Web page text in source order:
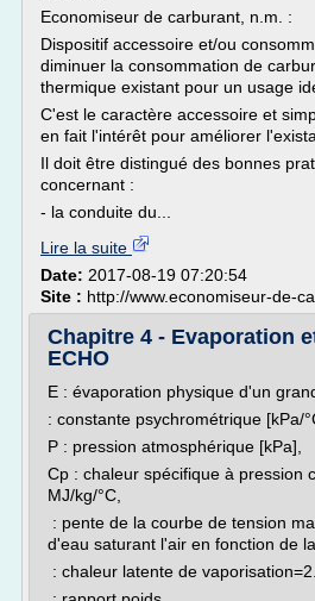
Economiseur de carburant, n.m. :
Dispositif accessoire et/ou
diminuer la consommation de
thermique existant pour un usage
C'est le caractère accessoire et
en fait l'intérêt pour améliorer
Il doit être distingué des bonnes
concernant :
- la conduite du...
Lire la suite
Date: 2017-08-19 07:20:54
Site : http://www.economiseur-de-
Chapitre 4 - Evaporation
ECHO
E : évaporation physique d'un
: constante psychrométrique [kPa/
P : pression atmosphérique [kPa],
Cp : chaleur spécifique à pression
MJ/kg/°C,
: pente de la courbe de tension
d'eau saturant l'air en fonction de
: chaleur latente de